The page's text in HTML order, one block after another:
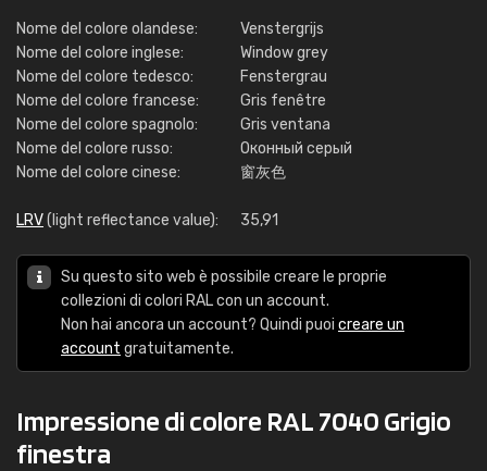
Nome del colore olandese:
Venstergrijs
Nome del colore inglese:
Window grey
Nome del colore tedesco:
Fenstergrau
Nome del colore francese:
Gris fenêtre
Nome del colore spagnolo:
Gris ventana
Nome del colore russo:
Оконный серый
Nome del colore cinese:
窗灰色
LRV(light reflectance value): 35,91
Su questo sito web è possibile creare le proprie
collezioni di colori RAL con un account.
Non hai ancora un account? Quindi puoi creare un
account gratuitamente.
Impressione di colore RAL 7040 Grigio
finestra